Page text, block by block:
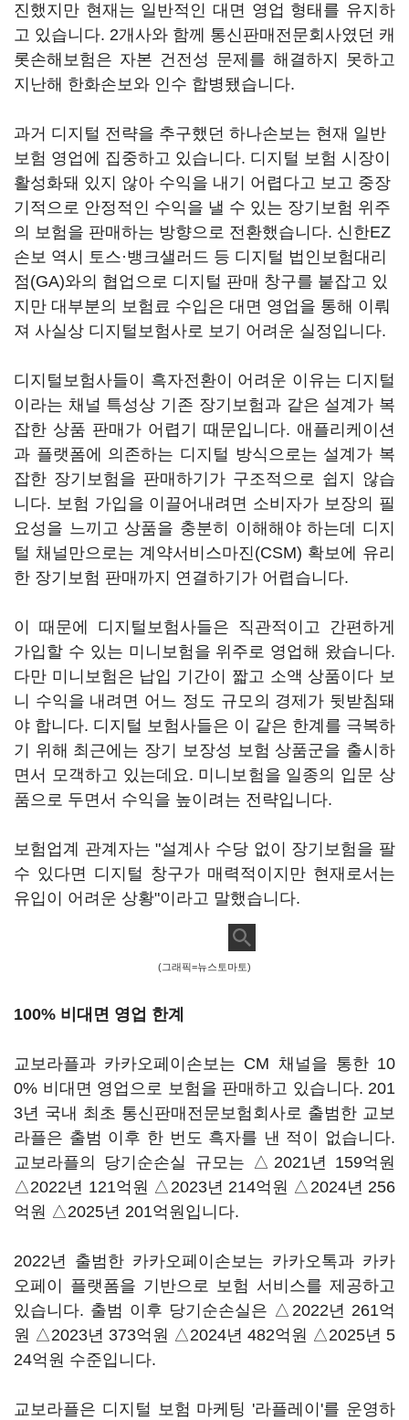
진했지만 현재는 일반적인 대면 영업 형태를 유지하
고 있습니다. 2개사와 함께 통신판매전문회사였던 캐
롯손해보험은 자본 건전성 문제를 해결하지 못하고
지난해 한화손보와 인수 합병됐습니다.
과거 디지털 전략을 추구했던 하나손보는 현재 일반
보험 영업에 집중하고 있습니다. 디지털 보험 시장이
활성화돼 있지 않아 수익을 내기 어렵다고 보고 중장
기적으로 안정적인 수익을 낼 수 있는 장기보험 위주
의 보험을 판매하는 방향으로 전환했습니다. 신한EZ
손보 역시 토스·뱅크샐러드 등 디지털 법인보험대리
점(GA)와의 협업으로 디지털 판매 창구를 붙잡고 있
지만 대부분의 보험료 수입은 대면 영업을 통해 이뤄
져 사실상 디지털보험사로 보기 어려운 실정입니다.
디지털보험사들이 흑자전환이 어려운 이유는 디지털
이라는 채널 특성상 기존 장기보험과 같은 설계가 복
잡한 상품 판매가 어렵기 때문입니다. 애플리케이션
과 플랫폼에 의존하는 디지털 방식으로는 설계가 복
잡한 장기보험을 판매하기가 구조적으로 쉽지 않습
니다. 보험 가입을 이끌어내려면 소비자가 보장의 필
요성을 느끼고 상품을 충분히 이해해야 하는데 디지
털 채널만으로는 계약서비스마진(CSM) 확보에 유리
한 장기보험 판매까지 연결하기가 어렵습니다.
이 때문에 디지털보험사들은 직관적이고 간편하게
가입할 수 있는 미니보험을 위주로 영업해 왔습니다.
다만 미니보험은 납입 기간이 짧고 소액 상품이다 보
니 수익을 내려면 어느 정도 규모의 경제가 뒷받침돼
야 합니다. 디지털 보험사들은 이 같은 한계를 극복하
기 위해 최근에는 장기 보장성 보험 상품군을 출시하
면서 모객하고 있는데요. 미니보험을 일종의 입문 상
품으로 두면서 수익을 높이려는 전략입니다.
보험업계 관계자는 "설계사 수당 없이 장기보험을 팔
수 있다면 디지털 창구가 매력적이지만 현재로서는
유입이 어려운 상황"이라고 말했습니다.
(그래픽=뉴스토마토)
100% 비대면 영업 한계
교보라플과 카카오페이손보는 CM 채널을 통한 10
0% 비대면 영업으로 보험을 판매하고 있습니다. 201
3년 국내 최초 통신판매전문보험회사로 출범한 교보
라플은 출범 이후 한 번도 흑자를 낸 적이 없습니다.
교보라플의 당기순손실 규모는 △2021년 159억원
△2022년 121억원 △2023년 214억원 △2024년 256
억원 △2025년 201억원입니다.
2022년 출범한 카카오페이손보는 카카오톡과 카카
오페이 플랫폼을 기반으로 보험 서비스를 제공하고
있습니다. 출범 이후 당기순손실은 △2022년 261억
원 △2023년 373억원 △2024년 482억원 △2025년 5
24억원 수준입니다.
교보라플은 디지털 보험 마케팅 '라플레이'를 운영하